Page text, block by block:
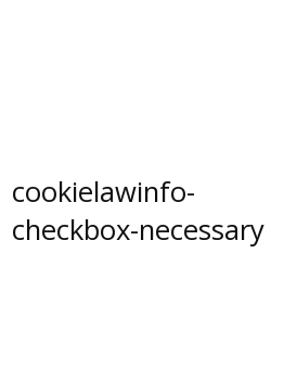
cookielawinfo-
checkbox-necessary